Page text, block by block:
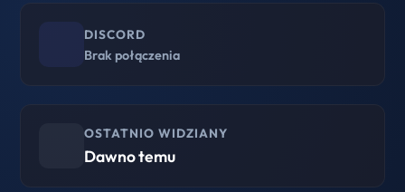
DISCORD
Brak połączenia
OSTATNIO WIDZIANY
Dawno temu